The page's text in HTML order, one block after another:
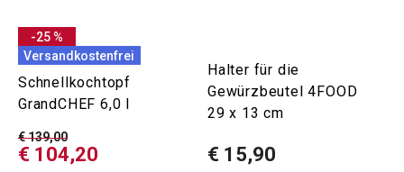
-25 %
Versandkostenfrei
Schnellkochtopf
GrandCHEF 6,0 l
€ 139,00
€ 104,20
Halter für die
Gewürzbeutel 4FOOD
29 x 13 cm
€ 15,90